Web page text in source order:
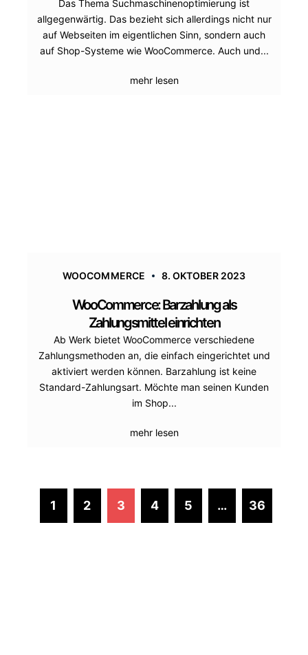
Das Thema Suchmaschinenoptimierung ist
allgegenwärtig. Das bezieht sich allerdings nicht nur
auf Webseiten im eigentlichen Sinn, sondern auch
auf Shop-Systeme wie WooCommerce. Auch und...
mehr lesen
WOOCOMMERCE 8. OKTOBER 2023
WooCommerce: Barzahlung als
Zahlungsmittel einrichten
Ab Werk bietet WooCommerce verschiedene
Zahlungsmethoden an, die einfach eingerichtet und
aktiviert werden können. Barzahlung ist keine
Standard-Zahlungsart. Möchte man seinen Kunden
im Shop...
mehr lesen
1 2 3 4 5 … 36